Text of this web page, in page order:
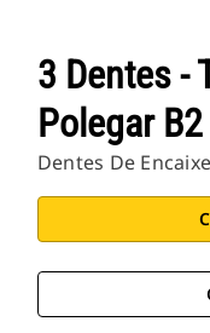
3 Dentes -
Polegar B2
Dentes De Encaixe